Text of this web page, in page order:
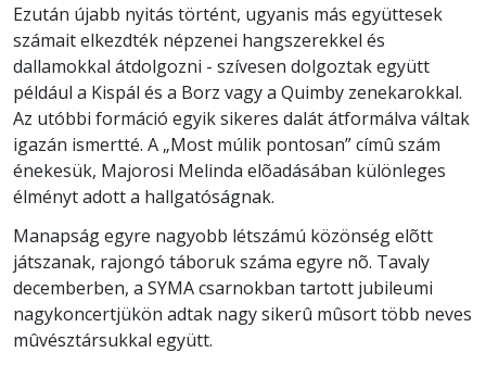
Ezután újabb nyitás történt, ugyanis más együttesek
számait elkezdték népzenei hangszerekkel és
dallamokkal átdolgozni - szívesen dolgoztak együtt
például a Kispál és a Borz vagy a Quimby zenekarokkal.
Az utóbbi formáció egyik sikeres dalát átformálva váltak
igazán ismertté. A „Most múlik pontosan” címû szám
énekesük, Majorosi Melinda elõadásában különleges
élményt adott a hallgatóságnak.
Manapság egyre nagyobb létszámú közönség elõtt
játszanak, rajongó táboruk száma egyre nõ. Tavaly
decemberben, a SYMA csarnokban tartott jubileumi
nagykoncertjükön adtak nagy sikerû mûsort több neves
mûvésztársukkal együtt.